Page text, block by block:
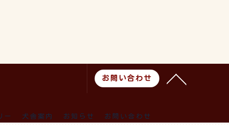
お問い合わせ
ー 犬舎案内 お知らせ お問い合わせ